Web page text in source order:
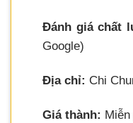
Đánh giá chất
Google)
Địa chỉ: Chi
Giá thành: